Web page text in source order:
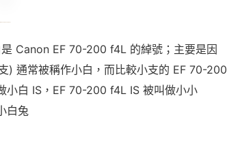
Canon EF 70-200 f4L 的綽號；主要是因
通常被稱作小白，而比較小支的 EF 70-200
白 IS，EF 70-200 f4L IS 被叫做小小
白兔